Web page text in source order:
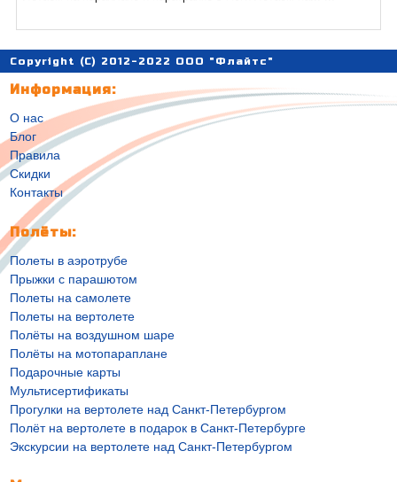
Copyright (C) 2012-2022 ООО "Флайтс"
Информация:
О нас
Блог
Правила
Скидки
Контакты
Полёты:
Полеты в аэротрубе
Прыжки с парашютом
Полеты на самолете
Полеты на вертолете
Полёты на воздушном шаре
Полёты на мотопараплане
Подарочные карты
Мультисертификаты
Прогулки на вертолете над Санкт-Петербургом
Полёт на вертолете в подарок в Санкт-Петербурге
Экскурсии на вертолете над Санкт-Петербургом